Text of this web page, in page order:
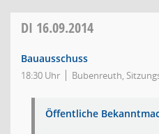
DI 16.09.2014
Bauausschuss
18:30 Uhr Bubenreuth,
Öffentliche